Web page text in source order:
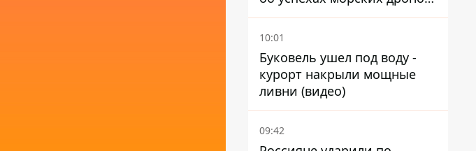
в Черном и Азовском морях
10:01
Буковель ушел под воду -
курорт накрыли мощные
ливни (видео)
09:42